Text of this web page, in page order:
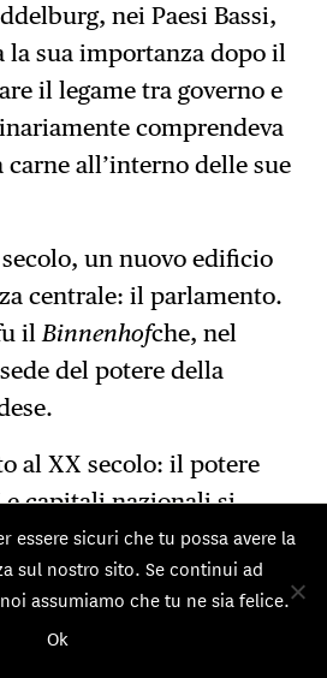
nei Paesi Bassi,
la sua importanza dopo il
il legame tra governo e
comprendeva
all’interno delle sue
un nuovo edificio
centrale: il parlamento.
ilBinnenhofche, nel
del potere della
al XX secolo: il potere
capitali nazionali si
edifici come simboli di
attore contesta questa
sociale delle aziende.
essere sicuri che tu possa avere la
sul nostro sito. Se continui ad
assumiamo che tu ne sia felice.
Ok